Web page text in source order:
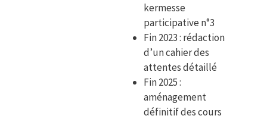
kermesse
participative n°3
Fin 2023 : rédaction
d’un cahier des
attentes détaillé
Fin 2025 :
aménagement
définitif des cours